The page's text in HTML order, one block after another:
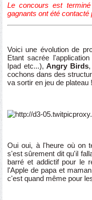
Le concours est
gagnants ont été contacté
Voici une évolution de
Etant sacrée
Ipad etc...),Angry Birds
cochons dans des
va sortir en jeu de plateau !
Oui oui, à l'heure où on
s'est sûrement dit qu'il
barré et addictif pour le
l'Apple de papa et
c'est quand même pour